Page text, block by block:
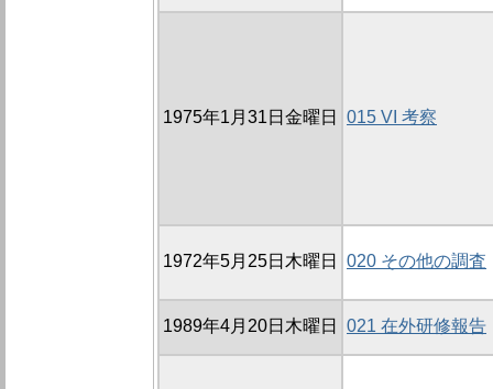
1975年1月31日金曜日 015 VI 考察
1972年5月25日木曜日 020 その他の調査
1989年4月20日木曜日 021 在外研修報告